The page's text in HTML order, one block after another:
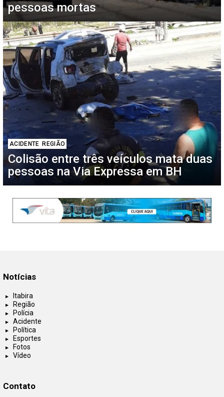
pessoas mortas
ACIDENTE REGIÃO
Colisão entre três veículos mata duas
pessoas na Via Expressa em BH
Notícias
Itabira
Região
Polícia
Acidente
Política
Esportes
Fotos
Vídeo
Contato